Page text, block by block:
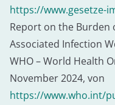
https://www.gesetze-
Report on the Burden
Associated Infection
WHO – World Health
November 2024, von
https://www.who.int/